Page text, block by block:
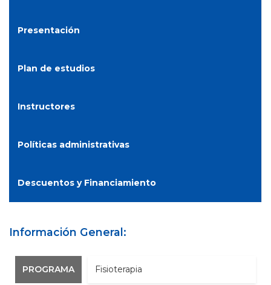
Presentación
Plan de estudios
Instructores
Políticas administrativas
Descuentos y Financiamiento
Información General:
PROGRAMA Fisioterapia